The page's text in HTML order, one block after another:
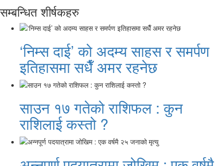
सम्बन्धित शीर्षकहरु
‘निम्स दाई’ को अदम्य साहस र समर्पण
इतिहासमा सधैँ अमर रहनेछ
साउन १७ गतेको राशिफल : कुन
राशिलाई कस्तो ?